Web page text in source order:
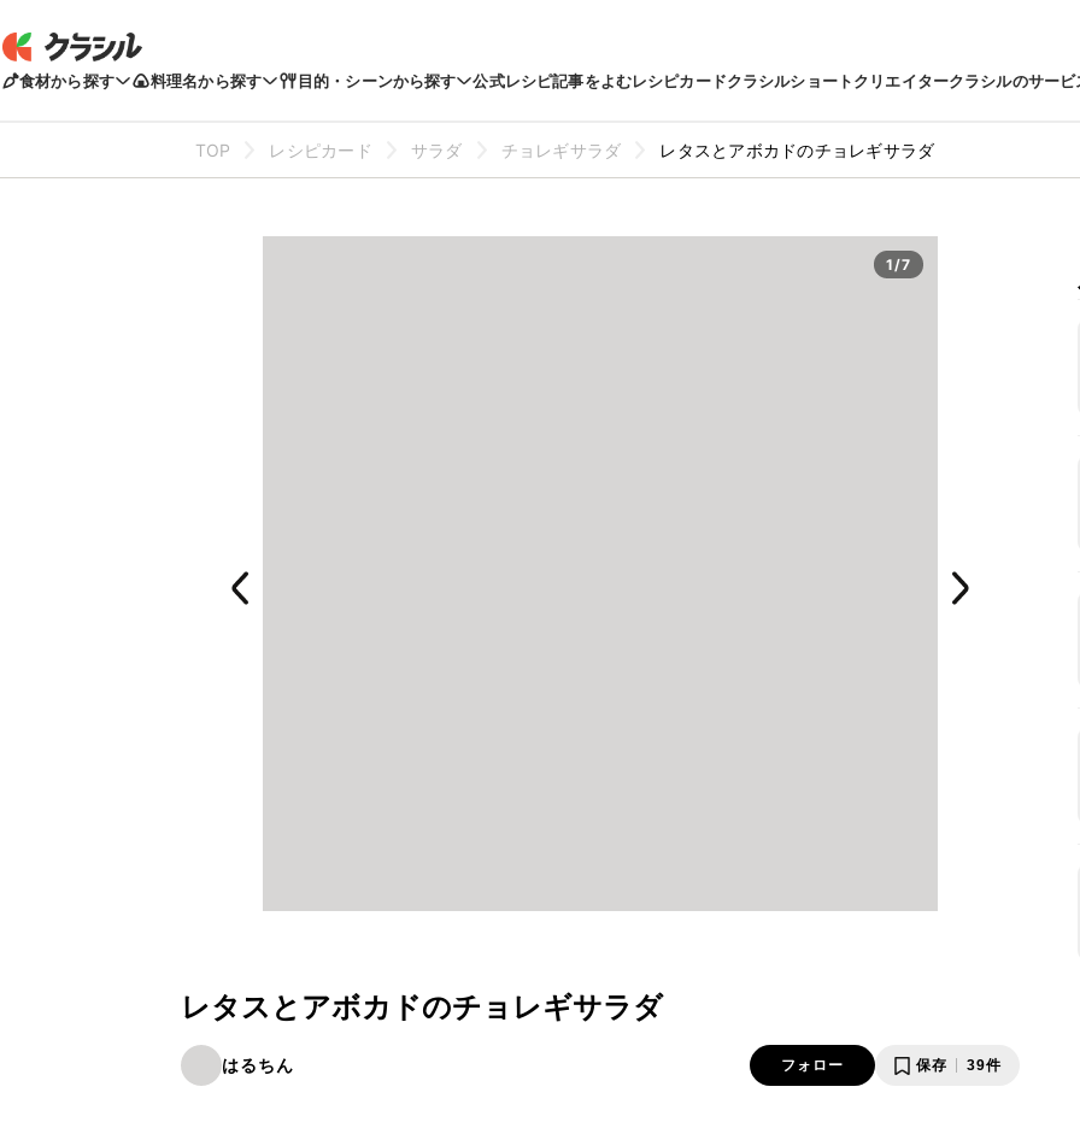
食材から探す 料理名から探す 目的・シーンから探す 公式レシピ記事をよむレシピカードクラシルショートクリエイタークラシルのサービ
TOP レシピカード サラダ チョレギサラダ レタスとアボカドのチョレギサラダ
1/7
レタスとアボカドのチョレギサラダ
はるちん フォロー 保存 39件